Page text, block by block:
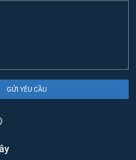
GỬI YÊU CẦU